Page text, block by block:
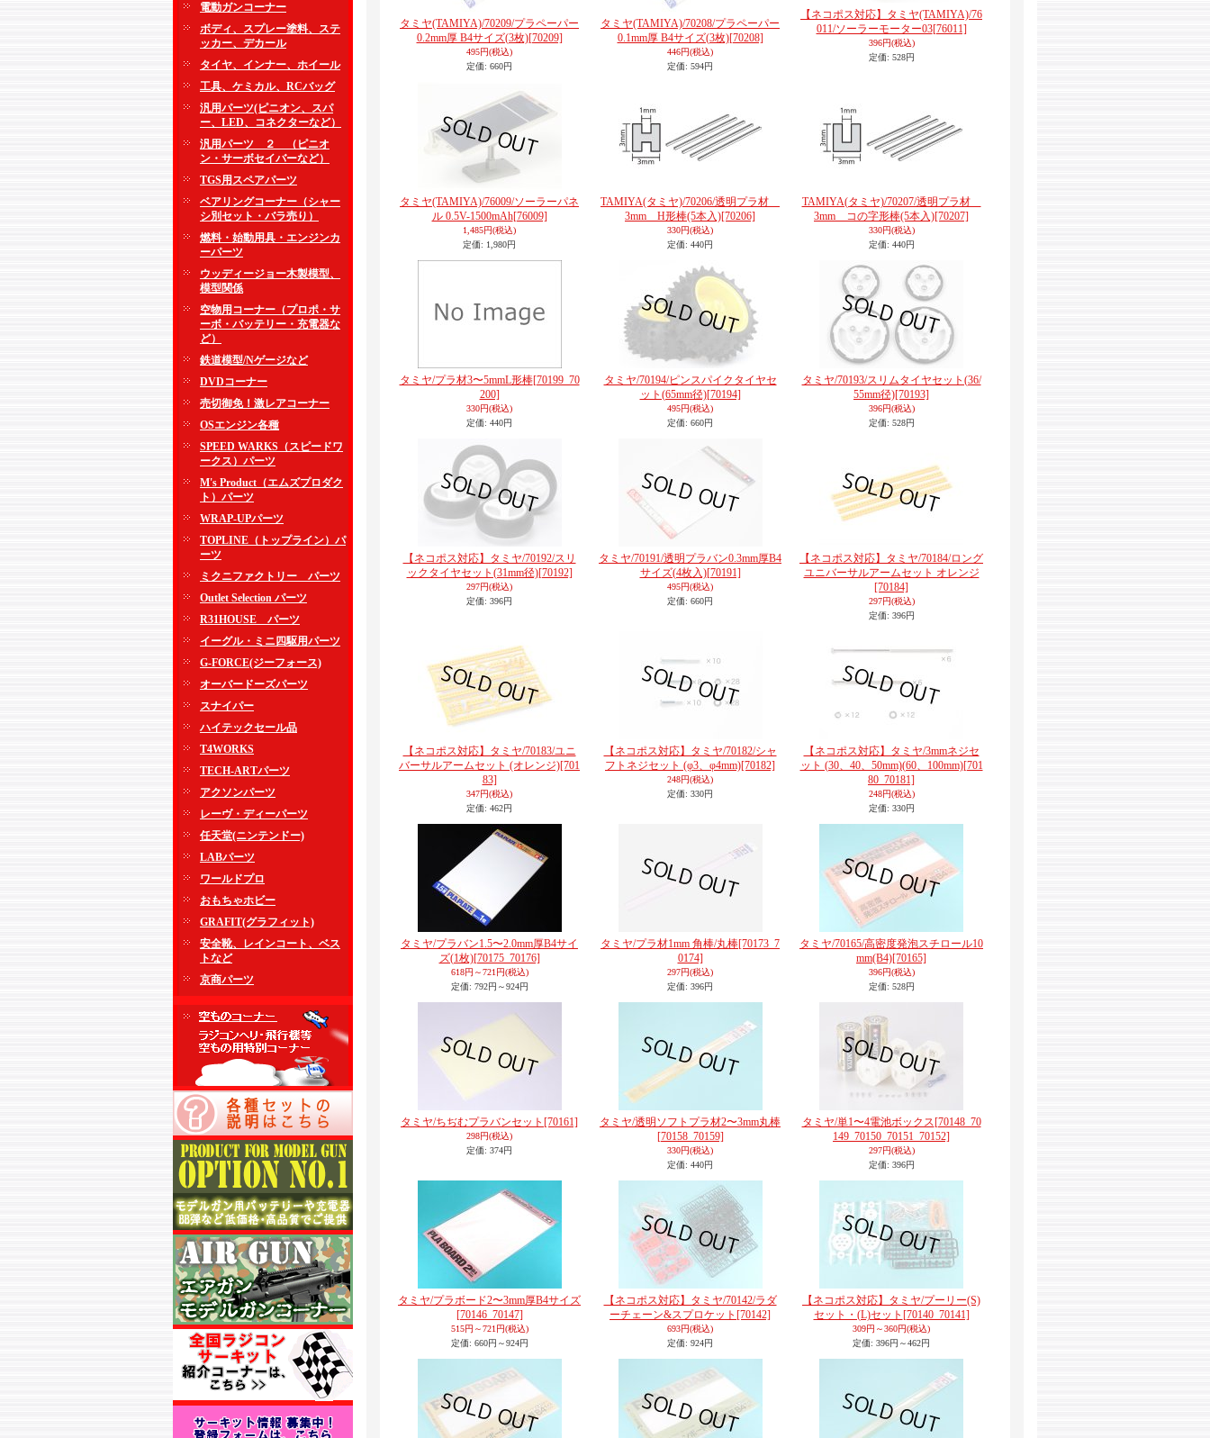
電動ガンコーナー
ボディ、スプレー塗料、ステ
ッカー、デカール
タイヤ、インナー、ホイール
工具、ケミカル、RCバッグ
汎用パーツ(ピニオン、スパ
ー、LED、コネクターなど）
汎用パーツ ２ （ピニオ
ン・サーボセイバーなど）
TGS用スペアパーツ
ベアリングコーナー（シャー
シ別セット・バラ売り）
燃料・始動用具・エンジンカ
ーパーツ
ウッディージョー木製模型、
模型関係
空物用コーナー（プロポ・サ
ーボ・バッテリー・充電器な
ど）
鉄道模型/Nゲージなど
DVDコーナー
売切御免！激レアコーナー
OSエンジン各種
SPEED WARKS（スピードワ
ークス）パーツ
M's Product（エムズプロダク
ト）パーツ
WRAP-UPパーツ
TOPLINE（トップライン）パ
ーツ
ミクニファクトリー パーツ
Outlet Selection パーツ
R31HOUSE パーツ
イーグル・ミニ四駆用パーツ
G-FORCE(ジーフォース)
オーバードーズパーツ
スナイパー
ハイテックセール品
T4WORKS
TECH-ARTパーツ
アクソンパーツ
レーヴ・ディーパーツ
任天堂(ニンテンドー)
LABパーツ
ワールドプロ
おもちゃホビー
GRAFIT(グラフィット)
安全靴、レインコート、ベス
トなど
京商パーツ
タミヤ(TAMIYA)/70209/プラペーパー
0.2mm厚 B4サイズ(3枚)[70209]
495円(税込)
定価: 660円
タミヤ(TAMIYA)/70208/プラペーパー
0.1mm厚 B4サイズ(3枚)[70208]
446円(税込)
定価: 594円
【ネコポス対応】タミヤ(TAMIYA)/76
011/ソーラーモーター03[76011]
396円(税込)
定価: 528円
タミヤ(TAMIYA)/76009/ソーラーパネ
ル 0.5V-1500mAh[76009]
1,485円(税込)
定価: 1,980円
TAMIYA(タミヤ)/70206/透明プラ材
3mm H形棒(5本入)[70206]
330円(税込)
定価: 440円
TAMIYA(タミヤ)/70207/透明プラ材
3mm コの字形棒(5本入)[70207]
330円(税込)
定価: 440円
タミヤ/プラ材3〜5mmL形棒[70199_70
200]
330円(税込)
定価: 440円
タミヤ/70194/ピンスパイクタイヤセ
ット(65mm径)[70194]
495円(税込)
定価: 660円
タミヤ/70193/スリムタイヤセット(36/
55mm径)[70193]
396円(税込)
定価: 528円
【ネコポス対応】タミヤ/70192/スリ
ックタイヤセット(31mm径)[70192]
297円(税込)
定価: 396円
タミヤ/70191/透明プラバン0.3mm厚B4
サイズ(4枚入)[70191]
495円(税込)
定価: 660円
【ネコポス対応】タミヤ/70184/ロング
ユニバーサルアームセット オレンジ
[70184]
297円(税込)
定価: 396円
【ネコポス対応】タミヤ/70183/ユニ
バーサルアームセット (オレンジ)[701
83]
347円(税込)
定価: 462円
【ネコポス対応】タミヤ/70182/シャ
フトネジセット (φ3、φ4mm)[70182]
248円(税込)
定価: 330円
【ネコポス対応】タミヤ/3mmネジセ
ット (30、40、50mm)(60、100mm)[701
80_70181]
248円(税込)
定価: 330円
タミヤ/プラバン1.5〜2.0mm厚B4サイ
ズ(1枚)[70175_70176]
618円～721円(税込)
定価: 792円～924円
タミヤ/プラ材1mm 角棒/丸棒[70173_7
0174]
297円(税込)
定価: 396円
タミヤ/70165/高密度発泡スチロール10
mm(B4)[70165]
396円(税込)
定価: 528円
タミヤ/ちぢむプラバンセット [70161]
298円(税込)
定価: 374円
タミヤ/透明ソフトプラ材2〜3mm丸棒
[70158_70159]
330円(税込)
定価: 440円
タミヤ/単1〜4電池ボックス[70148_70
149_70150_70151_70152]
297円(税込)
定価: 396円
タミヤ/プラボード2〜3mm厚B4サイズ
[70146_70147]
515円～721円(税込)
定価: 660円～924円
【ネコポス対応】タミヤ/70142/ラダ
ーチェーン&スプロケット [70142]
693円(税込)
定価: 924円
【ネコポス対応】タミヤ/プーリー(S)
セット・(L)セット [70140_70141]
309円～360円(税込)
定価: 396円～462円